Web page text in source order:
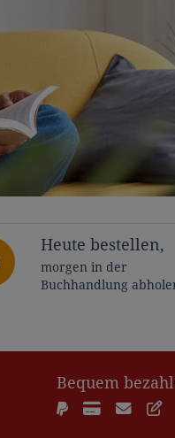
Heute bestellen,
morgen in der
Buchhandlung
Bequem